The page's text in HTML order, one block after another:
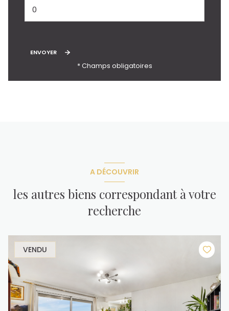
ENVOYER
* Champs obligatoires
A DÉCOUVRIR
les autres biens correspondant à votre
recherche
VENDU